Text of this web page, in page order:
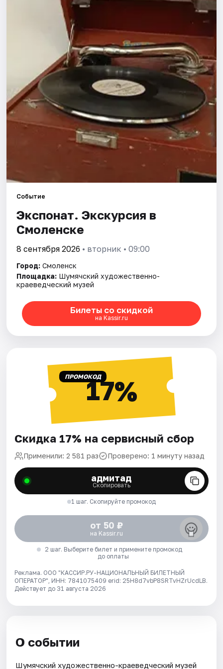
Рейтинги
Событие
Экспонат. Экскурсия в
Смоленске
8 сентября 2026 • вторник • 09:00
Город: Смоленск
Площадка: Шумячский художественно-
краеведческий музей
Билеты со скидкой
на Kassir.ru
ПРОМОКОД17%
Скидка 17% на сервисный сбор
Применили: 2 581 раз Проверено: 1 минуту назад
адмитад
Скопировать
1 шаг. Скопируйте промокод
от 50 ₽
на Kassir.ru
2 шаг. Выберите билет и примените промокод
до оплаты
Реклама. ООО "КАССИР.РУ-НАЦИОНАЛЬНЫЙ БИЛЕТНЫЙ
ОПЕРАТОР", ИНН: 7841075409 erid: 25H8d7vbP8SRTvHZrUcdLB.
Действует до 31 августа 2026
О событии
Шумячский художественно-краеведческий музей